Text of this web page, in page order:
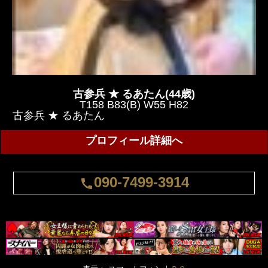
古参兵 ★ るあたん(44歳)
T158 B83(B) W55 H82
古参兵 ★ るあたん
プロフィール詳細へ
call090-7499-3914